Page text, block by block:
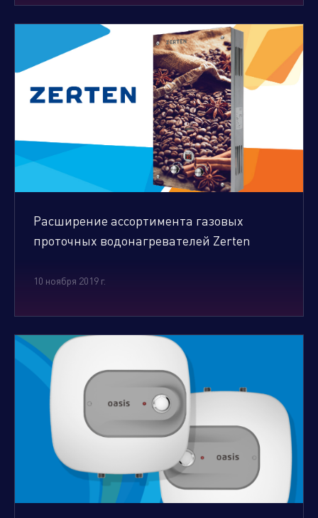
Расширение ассортимента газовых
проточных водонагревателей Zerten
10 ноября 2019 г.